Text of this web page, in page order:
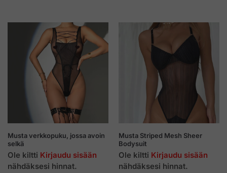
Musta verkkopuku, jossa avoin
selkä
Ole kiltti Kirjaudu sisään
nähdäksesi hinnat.
Musta Striped Mesh Sheer
Bodysuit
Ole kiltti Kirjaudu sisään
nähdäksesi hinnat.